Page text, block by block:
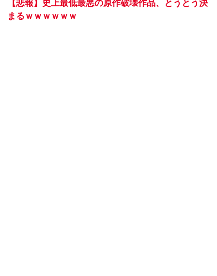
【悲報】史上最低最悪の原作破壊作品、とうとう決
まるｗｗｗｗｗｗ